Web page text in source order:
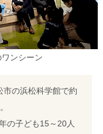
ンシーン
の浜松科学館で約
の子ども15～20人